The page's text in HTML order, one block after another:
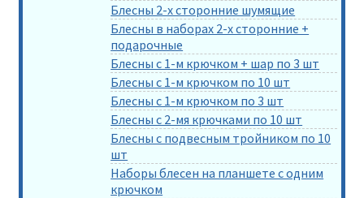
Блесны 2-х сторонние шумящие
Блесны в наборах 2-х сторонние +
подарочные
Блесны с 1-м крючком + шар по 3 шт
Блесны с 1-м крючком по 10 шт
Блесны с 1-м крючком по 3 шт
Блесны с 2-мя крючками по 10 шт
Блесны с подвесным тройником по 10
шт
Наборы блесен на планшете с одним
крючком